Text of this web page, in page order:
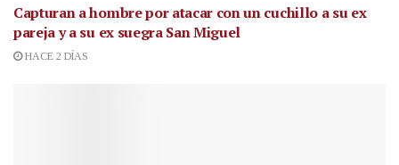
Capturan a hombre por atacar con un cuchillo a su ex
pareja y a su ex suegra San Miguel
HACE 2 DÍAS